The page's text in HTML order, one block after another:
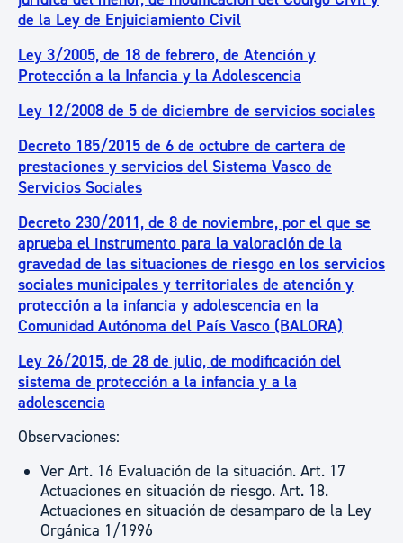
de la Ley de Enjuiciamiento Civil
Ley 3/2005, de 18 de febrero, de Atención y
Protección a la Infancia y la Adolescencia
Ley 12/2008 de 5 de diciembre de servicios sociales
Decreto 185/2015 de 6 de octubre de cartera de
prestaciones y servicios del Sistema Vasco de
Servicios Sociales
Decreto 230/2011, de 8 de noviembre, por el que se
aprueba el instrumento para la valoración de la
gravedad de las situaciones de riesgo en los servicios
sociales municipales y territoriales de atención y
protección a la infancia y adolescencia en la
Comunidad Autónoma del País Vasco (BALORA)
Ley 26/2015, de 28 de julio, de modificación del
sistema de protección a la infancia y a la
adolescencia
Observaciones:
Ver Art. 16 Evaluación de la situación. Art. 17
Actuaciones en situación de riesgo. Art. 18.
Actuaciones en situación de desamparo de la Ley
Orgánica 1/1996